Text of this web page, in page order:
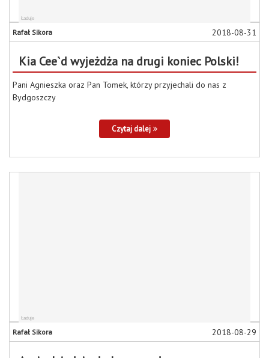
Rafał Sikora 2018-08-31
Kia Cee`d wyjeżdża na drugi koniec Polski!
Pani Agnieszka oraz Pan Tomek, którzy przyjechali do nas z
Bydgoszczy
Czytaj dalej
Rafał Sikora 2018-08-29